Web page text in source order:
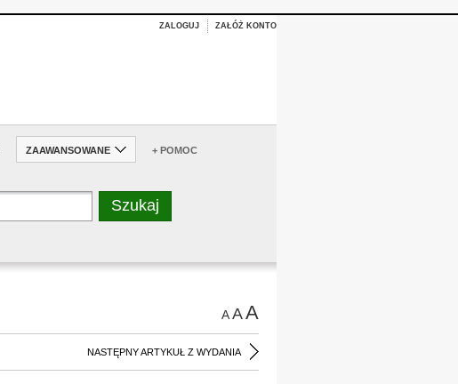
ZALOGUJ ZAŁÓŻ KONTO
ZAAWANSOWANE + POMOC
AAA
NASTĘPNY ARTYKUŁ Z WYDANIA